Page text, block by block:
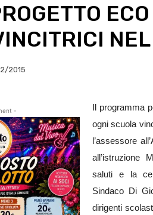
2015
-
Il programma
ogni scuola
l’assessore
all’istruzione
saluti e la
Sindaco Di
dirigenti